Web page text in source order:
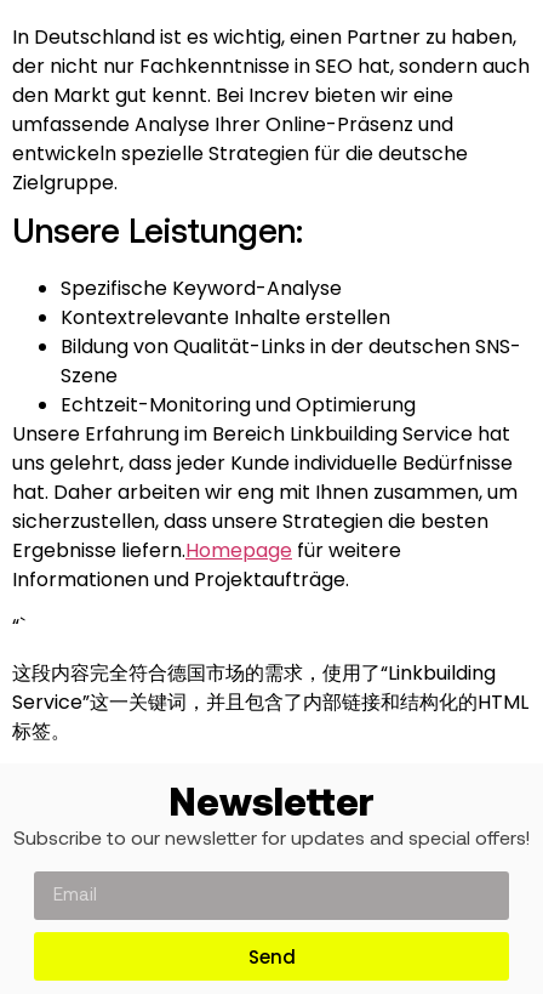
In Deutschland ist es wichtig, einen Partner zu haben,
der nicht nur Fachkenntnisse in SEO hat, sondern auch
den Markt gut kennt. Bei Increv bieten wir eine
umfassende Analyse Ihrer Online-Präsenz und
entwickeln spezielle Strategien für die deutsche
Zielgruppe.
Unsere Leistungen:
Spezifische Keyword-Analyse
Kontextrelevante Inhalte erstellen
Bildung von Qualität-Links in der deutschen SNS-
Szene
Echtzeit-Monitoring und Optimierung
Unsere Erfahrung im Bereich Linkbuilding Service hat
uns gelehrt, dass jeder Kunde individuelle Bedürfnisse
hat. Daher arbeiten wir eng mit Ihnen zusammen, um
sicherzustellen, dass unsere Strategien die besten
Ergebnisse liefern.Homepage für weitere
Informationen und Projektaufträge.
“`
这段内容完全符合德国市场的需求，使用了“Linkbuilding
Service”这一关键词，并且包含了内部链接和结构化的HTML
标签。
Newsletter
Subscribe to our newsletter for updates and special offers!
Send